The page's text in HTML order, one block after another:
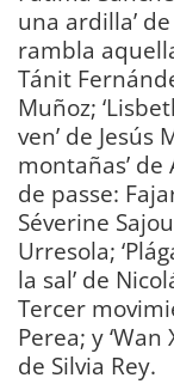
una ardilla’
rambla
Tánit
Muñoz;
ven’ de Jesús
montañas’
de passe:
Séverine
Urresola;
la sal’ de
Tercer
Perea; y
de Silvia Rey.